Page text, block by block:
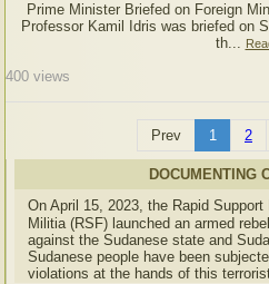
Prime Minister Briefed on Foreign
Professor Kamil Idris was briefed on
th...
400 views
Prev 1 2
DOCUMENTING
On April 15, 2023, the Rapid Support
Militia (RSF) launched an armed
against the Sudanese state and
Sudanese people have been
violations at the hands of this